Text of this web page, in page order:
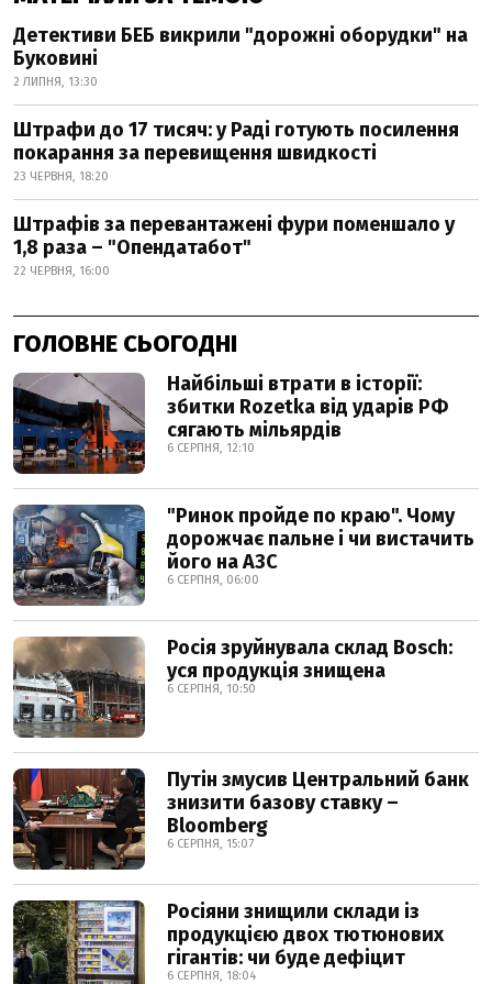
Детективи БЕБ викрили "дорожні оборудки" на
Буковині
2 ЛИПНЯ, 13:30
Штрафи до 17 тисяч: у Раді готують посилення
покарання за перевищення швидкості
23 ЧЕРВНЯ, 18:20
Штрафів за перевантажені фури поменшало у
1,8 раза – "Опендатабот"
22 ЧЕРВНЯ, 16:00
ГОЛОВНЕ СЬОГОДНІ
Найбільші втрати в історії:
збитки Rozetka від ударів РФ
сягають мільярдів
6 СЕРПНЯ, 12:10
"Ринок пройде по краю". Чому
дорожчає пальне і чи вистачить
його на АЗС
6 СЕРПНЯ, 06:00
Росія зруйнувала склад Bosch:
уся продукція знищена
6 СЕРПНЯ, 10:50
Путін змусив Центральний банк
знизити базову ставку –
Bloomberg
6 СЕРПНЯ, 15:07
Росіяни знищили склади із
продукцією двох тютюнових
гігантів: чи буде дефіцит
6 СЕРПНЯ, 18:04